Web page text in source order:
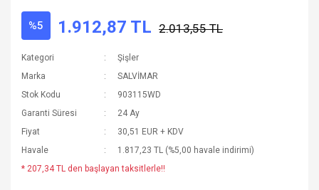
%5 1.912,87 TL 2.013,55 TL
Kategori
Şişler
Marka
SALVİMAR
Stok Kodu
903115WD
Garanti Süresi
24 Ay
Fiyat
30,51 EUR + KDV
Havale
1.817,23 TL (%5,00 havale indirimi)
* 207,34 TL den başlayan taksitlerle!!